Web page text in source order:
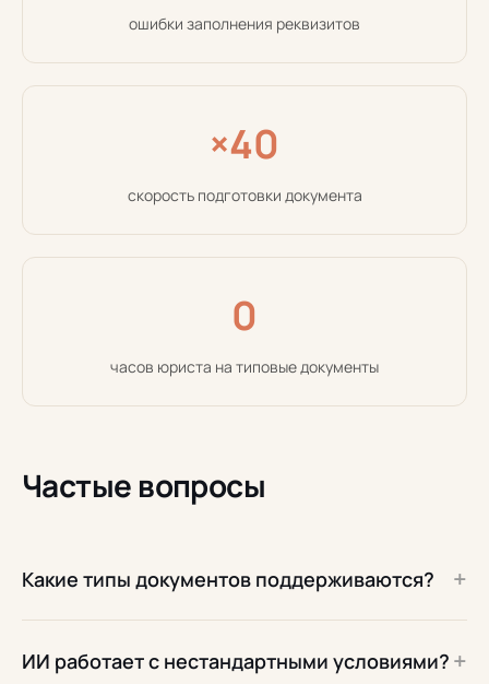
ошибки заполнения реквизитов
×40
скорость подготовки документа
0
часов юриста на типовые документы
Частые вопросы
Какие типы документов поддерживаются? +
ИИ работает с нестандартными условиями? +